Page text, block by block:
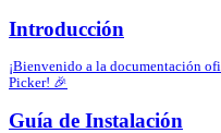
Introducción
¡Bienvenido a la documentación
Picker! 🎉
Guía de Instalación